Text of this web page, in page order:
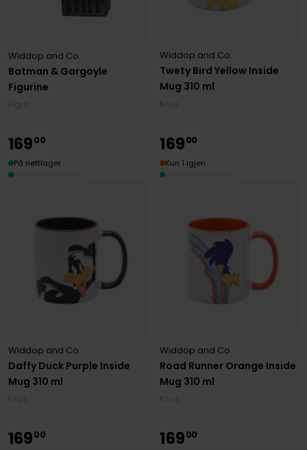
Batman & Gargoyle
Figurine
Widdop and Co.
Twety Bird Yellow Inside
Mug 310 ml
Widdop and Co.
Daffy Duck Purple Inside
Mug 310 ml
Widdop and Co.
16900
På nettlager
Road Runner Orange Inside
Mug 310 ml
Widdop and Co.
16900
Kun 1 igjen
16900 16900